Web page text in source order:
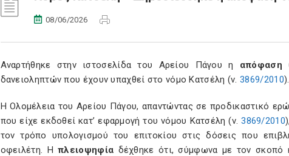
08/06/2026
Αναρτήθηκε στην ιστοσελίδα του Αρείου Πάγου η απόφαση
δανειοληπτών που έχουν υπαχθεί στο νόμο Κατσέλη (ν.3869/2010).
Η Ολομέλεια του Αρείου Πάγου, απαντώντας σε προδικαστικό
που είχε εκδοθεί κατ’ εφαρμογή του νόμου Κατσέλη (ν.3869/2010
τον τρόπο υπολογισμού του επιτοκίου στις δόσεις που
οφειλέτη. Ηπλειοψηφία δέχθηκε ότι, σύμφωνα με τον σκοπό